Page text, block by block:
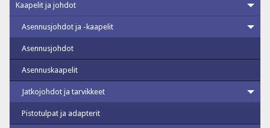
Kaapelit ja johdot
Asennusjohdot ja -kaapelit
Asennusjohdot
Asennuskaapelit
Jatkojohdot ja tarvikkeet
Pistotulpat ja adapterit